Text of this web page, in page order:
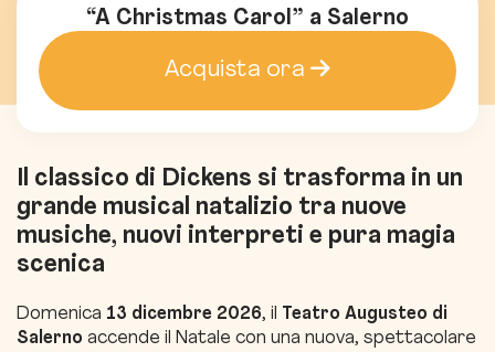
“A Christmas Carol” a Salerno
Acquista ora
Il classico di Dickens si trasforma in un
grande musical natalizio tra nuove
musiche, nuovi interpreti e pura magia
scenica
Domenica 13 dicembre 2026, il
Teatro Augusteo di
Salerno accende il Natale con una nuova, spettacolare